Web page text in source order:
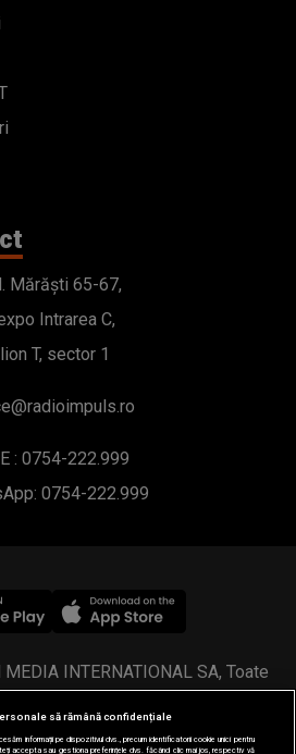
Mărăști 65-67,
Intrarea C,
T, sector 1
: 0754-222.999
0754-222.999
INTERNATIONAL SA, Toate
rezervate.
să rămână confidențiale
informații pe dispozitivul dvs., precum identificatorii cookie unici pentru
accepta sau gestiona preferințele dvs. făcând clic mai jos, respectiv vă